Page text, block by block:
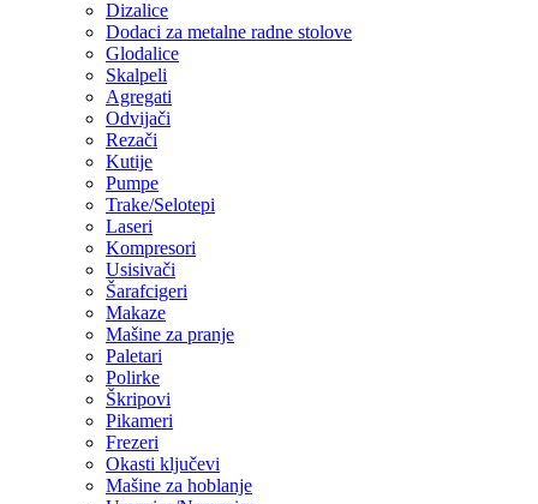
Dizalice
Dodaci za metalne radne stolove
Glodalice
Skalpeli
Agregati
Odvijači
Rezači
Kutije
Pumpe
Trake/Selotepi
Laseri
Kompresori
Usisivači
Šarafcigeri
Makaze
Mašine za pranje
Paletari
Polirke
Škripovi
Pikameri
Frezeri
Okasti ključevi
Mašine za hoblanje